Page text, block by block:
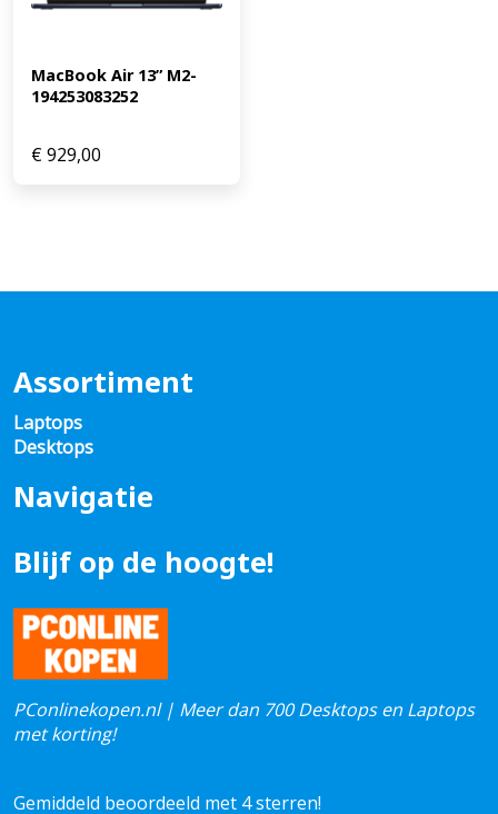
MacBook Air 13” M2-
194253083252
€929,00
Assortiment
Laptops
Desktops
Navigatie
Blijf op de hoogte!
PConlinekopen.nl | Meer dan 700 Desktops en Laptops
met korting!
Gemiddeld beoordeeld met 4 sterren!